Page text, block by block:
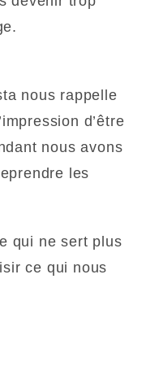
nous rappelle
d’être
nous avons
les
qui ne sert plus
ce qui nous